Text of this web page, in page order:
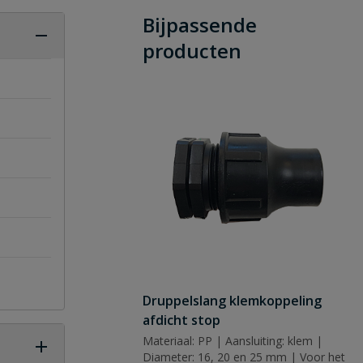
Bijpassende
producten
Druppelslang klemkoppeling
afdicht stop
Materiaal: PP | Aansluiting: klem |
Diameter: 16, 20 en 25 mm | Voor het